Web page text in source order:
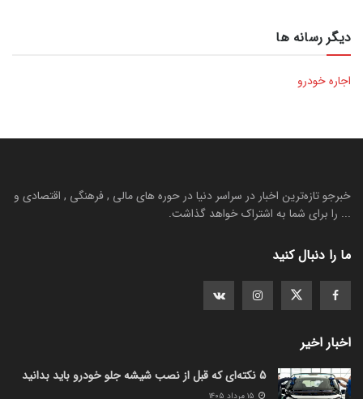
دیگر رسانه ها
اجاره خودرو
خبرجو تازه‌ترین اخبار در سراسر دنیا در حوره های مالی , فرهنگی , اقتصادی و
... را برای شما به اشتراک خواهد گذاشت.
ما را دنبال کنید
اخبار اخیر
5 نکته‌ای که قبل از نصب شیشه جلو خودرو باید بدانید